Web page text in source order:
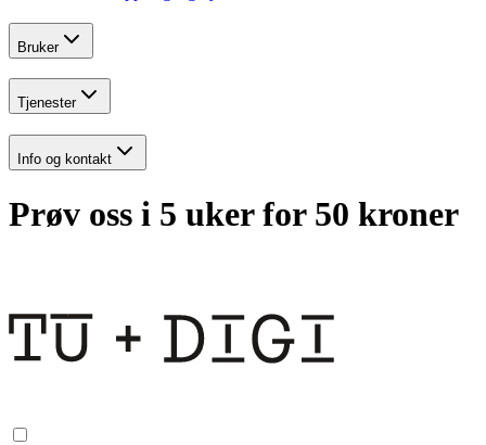
Bruker
Tjenester
Info og kontakt
Prøv oss i 5 uker for 50 kroner